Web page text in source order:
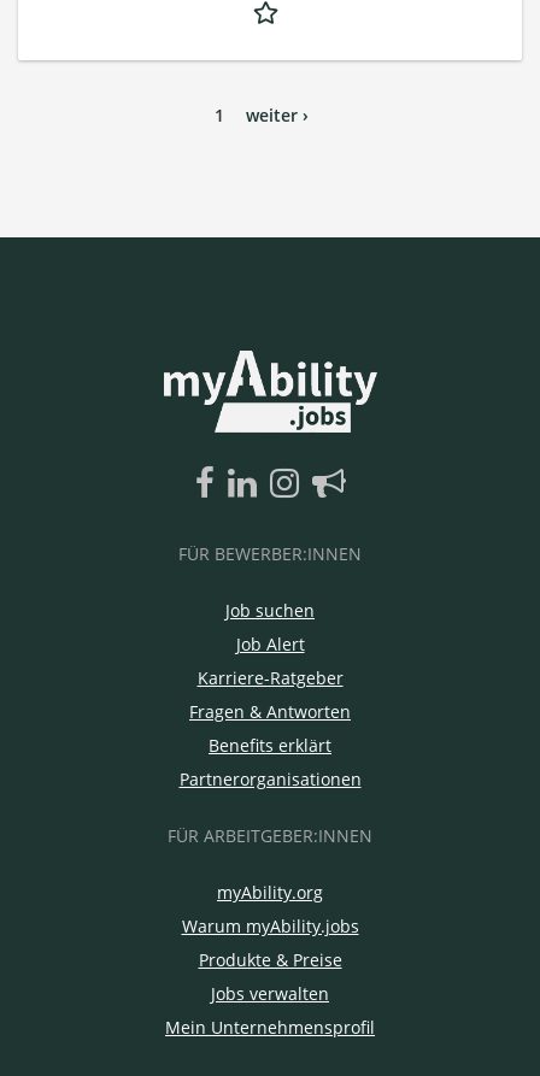
1 weiter ›
FÜR BEWERBER:INNEN
Job suchen
Job Alert
Karriere-Ratgeber
Fragen & Antworten
Benefits erklärt
Partnerorganisationen
FÜR ARBEITGEBER:INNEN
myAbility.org
Warum myAbility.jobs
Produkte & Preise
Jobs verwalten
Mein Unternehmensprofil